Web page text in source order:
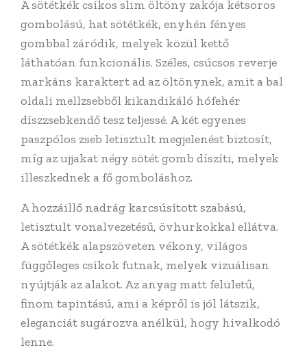
A sötétkék csíkos slim öltöny zakója kétsoros
gombolású, hat sötétkék, enyhén fényes
gombbal záródik, melyek közül kettő
láthatóan funkcionális. Széles, csúcsos reverje
markáns karaktert ad az öltönynek, amit a bal
oldali mellzsebből kikandikáló hófehér
díszzsebkendő tesz teljessé. A két egyenes
paszpólos zseb letisztult megjelenést biztosít,
míg az ujjakat négy sötét gomb díszíti, melyek
illeszkednek a fő gomboláshoz.
A hozzáillő nadrág karcsúsított szabású,
letisztult vonalvezetésű, övhurkokkal ellátva.
A sötétkék alapszöveten vékony, világos
függőleges csíkok futnak, melyek vizuálisan
nyújtják az alakot. Az anyag matt felületű,
finom tapintású, ami a képről is jól látszik,
eleganciát sugározva anélkül, hogy hivalkodó
lenne.